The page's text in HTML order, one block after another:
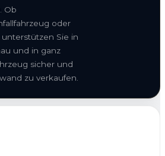
Ob
oder
Sie in
und in ganz
sicher und
zu verkaufen.